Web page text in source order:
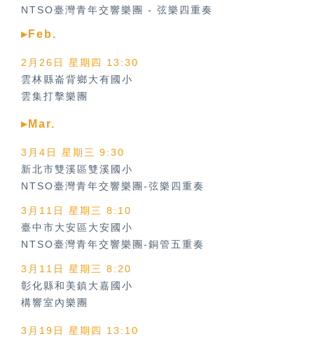
NTSO臺灣青年交響樂團 - 弦樂四重奏
▸Feb.
2月26日 星期四 13:30
雲林縣崙背鄉大有國小
雲集打擊樂團
▸Mar.
3月4日 星期三 9:30
新北市雙溪區雙溪國小
NTSO臺灣青年交響樂團-弦樂四重奏
3月11日 星期三 8:10
臺中市大安區大安國小
NTSO臺灣青年交響樂團-銅管五重奏
3月11日 星期三 8:20
彰化縣和美鎮大嘉國小
構響室內樂團
3月19日 星期四 13:10